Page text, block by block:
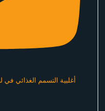
أغلبية التسمم الغذائي في